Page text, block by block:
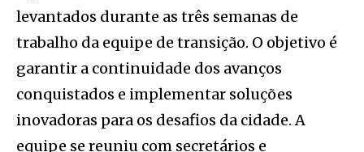
levantados durante as três semanas de
trabalho da equipe de transição. O objetivo é
garantir a continuidade dos avanços
conquistados e implementar soluções
inovadoras para os desafios da cidade. A
equipe se reuniu com secretários e